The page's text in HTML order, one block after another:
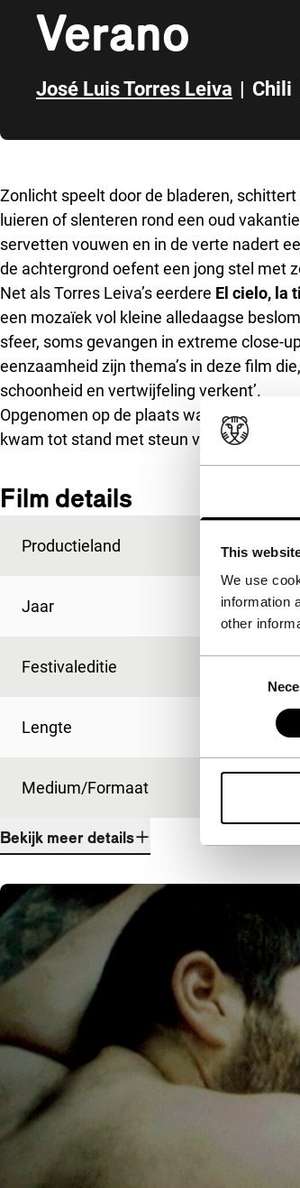
This
We use
information
other
Verano
José Luis Torres Leiva | Chili
Zonlicht speelt door de bladeren,
luieren of slenteren rond een oud
servetten vouwen en in de verte nadert
de achtergrond oefent een jong stel met
Net als Torres Leiva’s eerdere El cielo, la
een mozaïek vol kleine alledaagse
sfeer, soms gevangen in extreme close-
eenzaamheid zijn thema’s in deze film
schoonheid en vertwijfeling verkent’.
Opgenomen op de plaats waar Torres
kwam tot stand met steun van het Hubert
Film details
Productieland Chili
Jaar 2011
Festivaleditie
Lengte
Medium/Formaat
Bekijk meer details